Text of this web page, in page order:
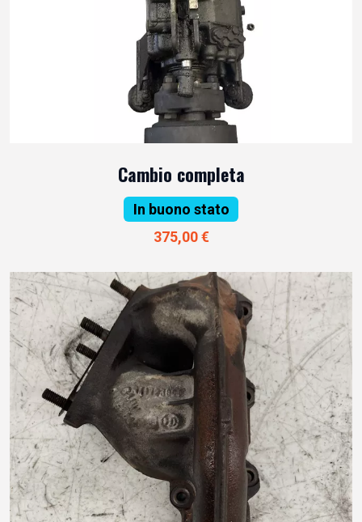
Cambio completa
In buono stato
375,00 €